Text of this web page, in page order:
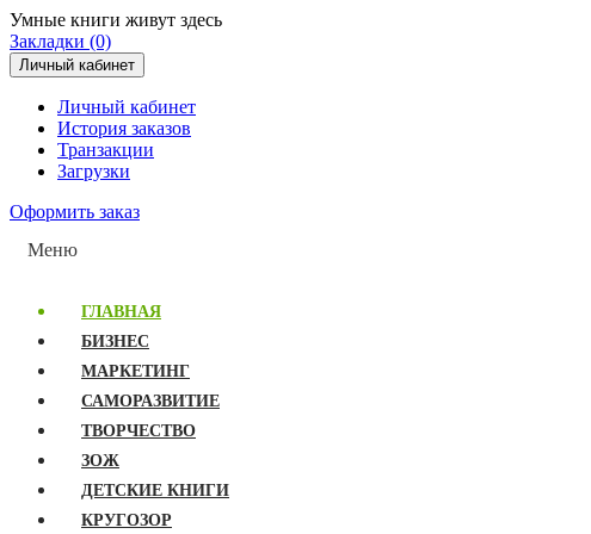
Умные книги живут здесь
Закладки (0)
Личный кабинет
Личный кабинет
История заказов
Транзакции
Загрузки
Оформить заказ
Меню
ГЛАВНАЯ
БИЗНЕС
МАРКЕТИНГ
САМОРАЗВИТИЕ
ТВОРЧЕСТВО
ЗОЖ
ДЕТСКИЕ КНИГИ
КРУГОЗОР